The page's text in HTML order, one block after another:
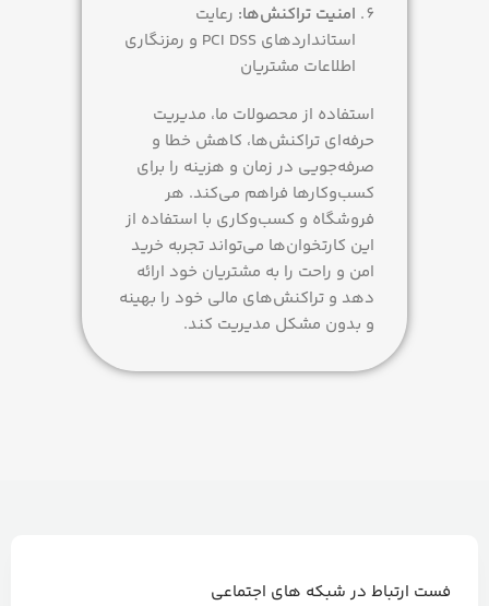
امنیت تراکنش‌ها: رعایت
استانداردهای PCI DSS و رمزنگاری
اطلاعات مشتریان
استفاده از محصولات ما، مدیریت
حرفه‌ای تراکنش‌ها، کاهش خطا و
صرفه‌جویی در زمان و هزینه را برای
کسب‌وکارها فراهم می‌کند. هر
فروشگاه و کسب‌وکاری با استفاده از
این کارتخوان‌ها می‌تواند تجربه خرید
امن و راحت را به مشتریان خود ارائه
دهد و تراکنش‌های مالی خود را بهینه
و بدون مشکل مدیریت کند.
فست ارتباط در شبکه های اجتماعی